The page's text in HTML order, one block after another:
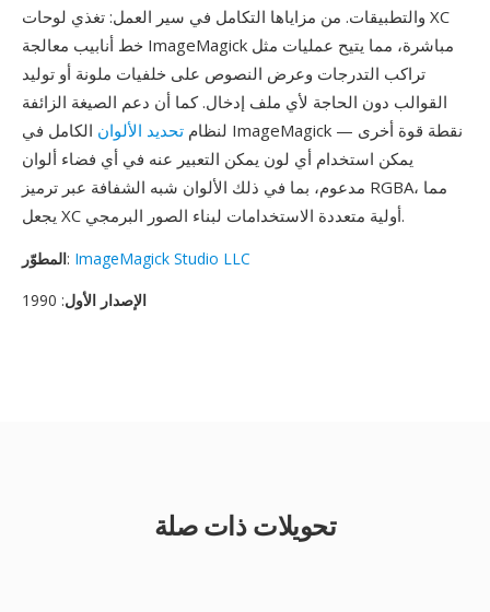
والتطبيقات. من مزاياها التكامل في سير العمل: تغذي لوحات XC
خط أنابيب معالجة ImageMagick مباشرة، مما يتيح عمليات مثل
تراكب التدرجات وعرض النصوص على خلفيات ملونة أو توليد
القوالب دون الحاجة لأي ملف إدخال. كما أن دعم الصيغة الزائفة
لنظام تحديد الألوان الكامل في ImageMagick نقطة قوة أخرى —
يمكن استخدام أي لون يمكن التعبير عنه في أي فضاء ألوان
مدعوم، بما في ذلك الألوان شبه الشفافة عبر ترميز RGBA، مما
يجعل XC أولية متعددة الاستخدامات لبناء الصور البرمجي.
المطوّر: ImageMagick Studio LLC
الإصدار الأول: 1990
تحويلات ذات صلة